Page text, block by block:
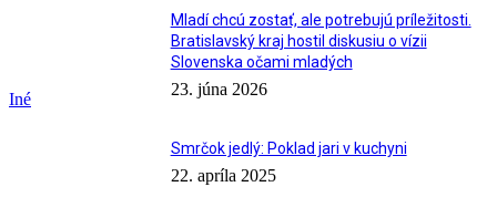
Iné
Mladí chcú zostať, ale potrebujú príležitosti.
Bratislavský kraj hostil diskusiu o vízii
Slovenska očami mladých
23. júna 2026
Smrčok jedlý: Poklad jari v kuchyni
22. apríla 2025